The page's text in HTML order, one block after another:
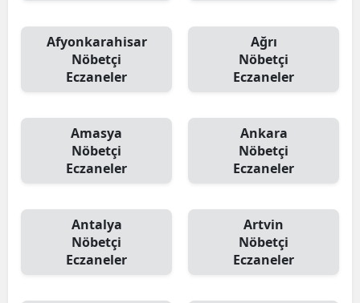
Afyonkarahisar
Nöbetçi
Eczaneler
Ağrı
Nöbetçi
Eczaneler
Amasya
Nöbetçi
Eczaneler
Ankara
Nöbetçi
Eczaneler
Antalya
Nöbetçi
Eczaneler
Artvin
Nöbetçi
Eczaneler